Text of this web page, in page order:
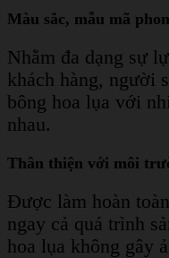
Màu sắc, mẫu mã
Nhằm đa dạng sự
khách hàng, người
bông hoa lụa với
nhau.
Thân thiện với môi
Được làm hoàn
ngay cả quá trình
hoa lụa không gây